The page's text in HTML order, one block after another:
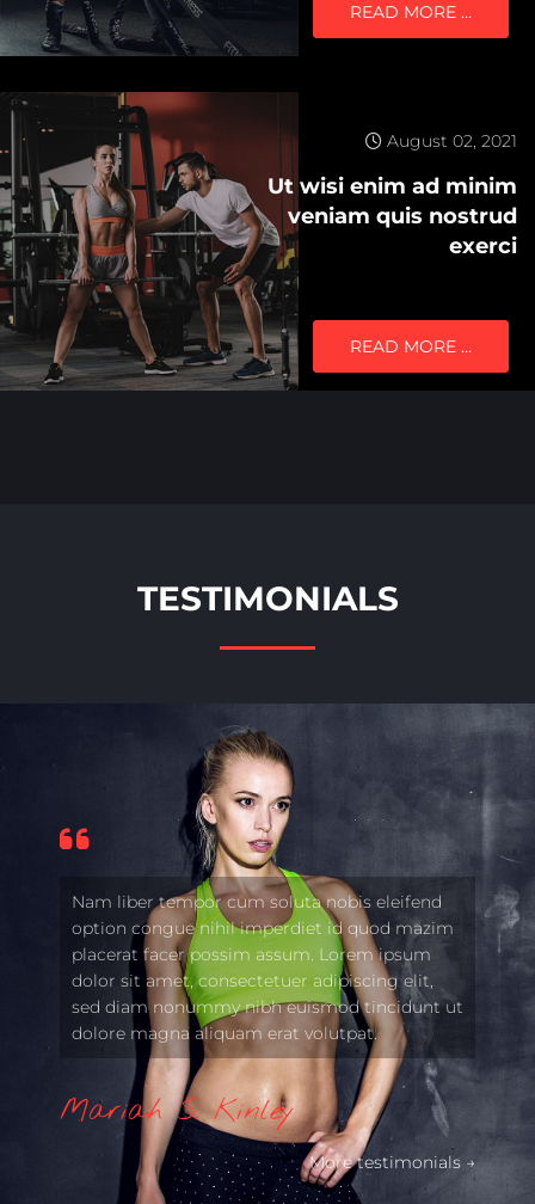
READ MORE …
August 02, 2021
Ut wisi enim ad minim
veniam quis nostrud
exerci
READ MORE …
TESTIMONIALS
Nam liber tempor cum soluta nobis eleifend
option congue nihil imperdiet id quod mazim
placerat facer possim assum. Lorem ipsum
dolor sit amet, consectetuer adipiscing elit,
sed diam nonummy nibh euismod tincidunt ut
dolore magna aliquam erat volutpat.
Mariah S. Kinley
More testimonials →